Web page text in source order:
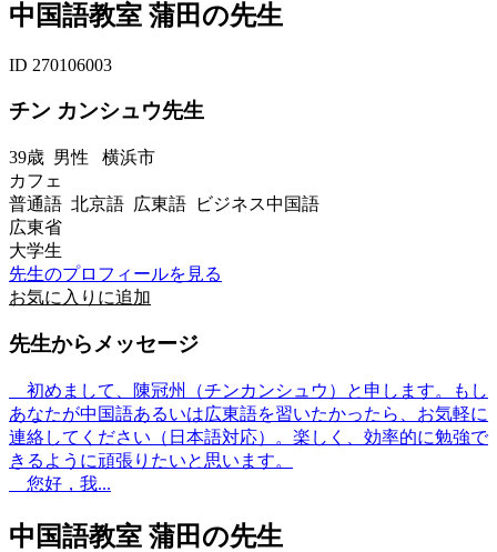
中国語教室 蒲田の先生
ID 270106003
チン カンシュウ先生
39歳 男性 横浜市
カフェ
普通語 北京語 広東語 ビジネス中国語
広東省
大学生
先生のプロフィールを見る
お気に入りに追加
先生からメッセージ
初めまして、陳冠州（チンカンシュウ）と申します。もし
あなたが中国語あるいは広東語を習いたかったら、お気軽に
連絡してください（日本語対応）。楽しく、効率的に勉強で
きるように頑張りたいと思います。
您好，我...
中国語教室 蒲田の先生